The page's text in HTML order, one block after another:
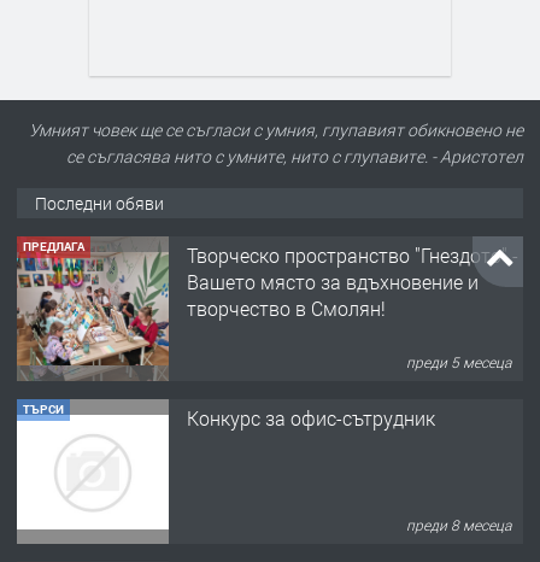
Умният човек ще се съгласи с умния, глупавият обикновено не
се съгласява нито с умните, нито с глупавите. - Аристотел
Последни обяви
ТЪРСИ Конкурс за офис-сътрудник
преди 8 месеца
ПРЕДЛАГА Домашна помощница
преди 1 година